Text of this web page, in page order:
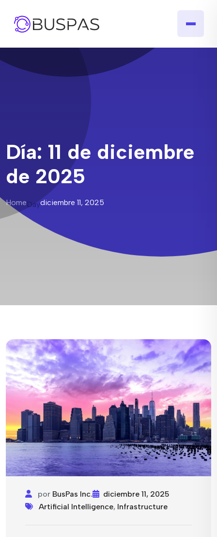
Día: 11 de diciembre
de 2025
HomeDaydiciembre 11, 2025
por BusPas Inc.
diciembre 11, 2025
Artificial Intelligence, Infrastructure